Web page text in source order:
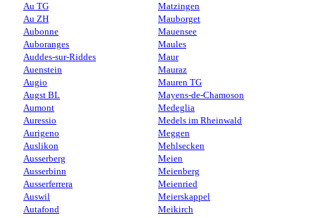
Au TG
Au ZH
Aubonne
Auboranges
Auddes-sur-Riddes
Auenstein
Augio
Augst BL
Aumont
Auressio
Aurigeno
Auslikon
Ausserberg
Ausserbinn
Ausserferrera
Auswil
Autafond
Matzingen
Mauborget
Mauensee
Maules
Maur
Mauraz
Mauren TG
Mayens-de-Chamoson
Medeglia
Medels im Rheinwald
Meggen
Mehlsecken
Meien
Meienberg
Meienried
Meierskappel
Meikirch